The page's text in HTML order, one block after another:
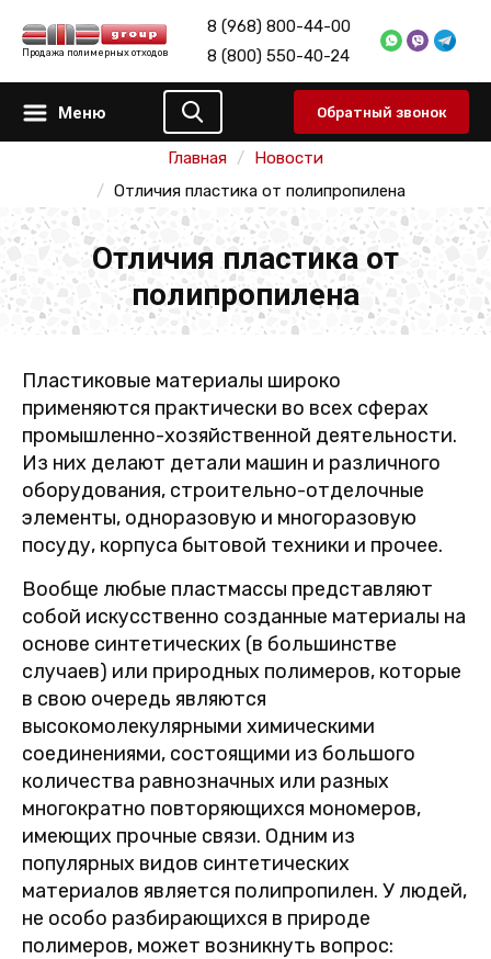
Продажа полимерных отходов
8 (968) 800-44-00
8 (800) 550-40-24
Меню Обратный звонок
Главная
Новости
Отличия пластика от полипропилена
Отличия пластика от
полипропилена
Пластиковые материалы широко
применяются практически во всех сферах
промышленно-хозяйственной деятельности.
Из них делают детали машин и различного
оборудования, строительно-отделочные
элементы, одноразовую и многоразовую
посуду, корпуса бытовой техники и прочее.
Вообще любые пластмассы представляют
собой искусственно созданные материалы на
основе синтетических (в большинстве
случаев) или природных полимеров, которые
в свою очередь являются
высокомолекулярными химическими
соединениями, состоящими из большого
количества равнозначных или разных
многократно повторяющихся мономеров,
имеющих прочные связи. Одним из
популярных видов синтетических
материалов является полипропилен. У людей,
не особо разбирающихся в природе
полимеров, может возникнуть вопрос: